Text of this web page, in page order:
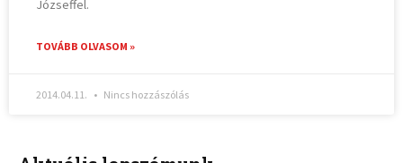
Józseffel.
TOVÁBB OLVASOM »
2014.04.11. Nincs hozzászólás